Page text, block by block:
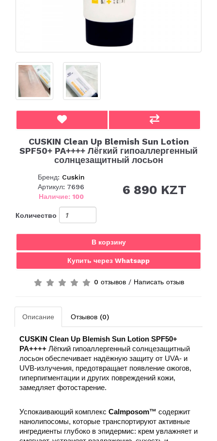
CUSKIN Clean Up Blemish Sun Lotion
SPF50+ PA++++ Лёгкий гипоаллергенный
солнцезащитный лосьон
Бренд: Cuskin
Артикул: 7696
Наличие: 100
6 890 KZT
Количество
В корзину
Купить через Whatsapp
0 отзывов/ Написать отзыв
Описание Отзывов (0)
CUSKIN Clean Up Blemish Sun Lotion SPF50+
PA++++ Лёгкий гипоаллергенный солнцезащитный
лосьон обеспечивает надёжную защиту от UVA- и
UVB-излучения, предотвращает появление ожогов,
гиперпигментации и других повреждений кожи,
замедляет фотостарение.
Успокаивающий комплекс Calmposom™ содержит
нанолипосомы, которые транспортируют активные
ингредиенты глубоко в эпидермис: крем увлажняет и